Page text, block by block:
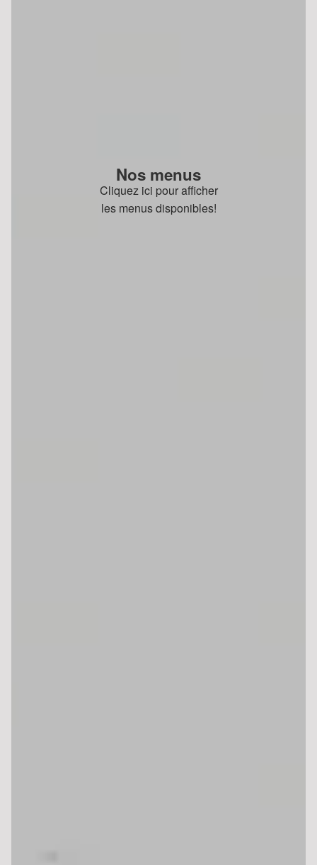
Nos menus
Cliquez ici pour afficher
les menus disponibles!